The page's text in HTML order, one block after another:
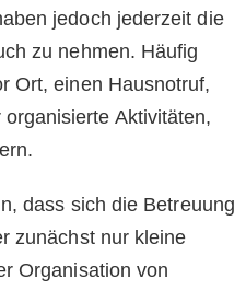
jedoch jederzeit die
zu nehmen. Häufig
Ort, einen Hausnotruf,
Aktivitäten,
dass sich die Betreuung
zunächst nur kleine
Organisation von